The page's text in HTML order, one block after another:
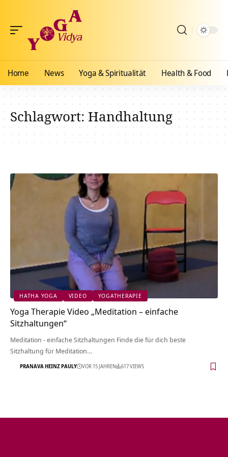
Home News Yoga & Spiritualität Health & Food
Schlagwort:Handhaltung
HATHA YOGA VIDEO YOGATHERAPIE
Yoga Therapie Video „Meditation – einfache
Sitzhaltungen“
Meditation - einfache Sitzhaltungen Finde die für dich beste
Sitzhaltung für Meditation…
PRANAVA HEINZ PAULY VOR 15 JAHREN 617 VIEWS